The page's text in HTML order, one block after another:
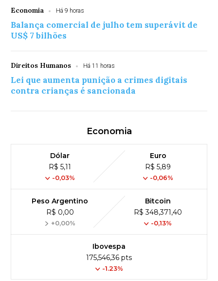
Economia Há 9 horas
Balança comercial de julho tem superávit de
US$ 7 bilhões
Direitos Humanos Há 11 horas
Lei que aumenta punição a crimes digitais
contra crianças é sancionada
Economia
Dólar
R$ 5,11
-0,03%
Euro
R$ 5,89
-0,06%
Peso Argentino
R$ 0,00
+0,00%
Bitcoin
R$ 348,371,40
-0,13%
Ibovespa
175,546,36 pts
-1.23%